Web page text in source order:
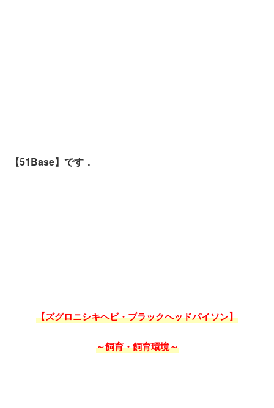
【51Base】です．
【ズグロニシキヘビ・ブラックヘッドパイソン】
～飼育・飼育環境～